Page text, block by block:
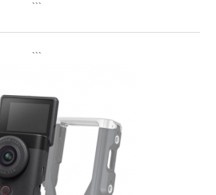
```
```